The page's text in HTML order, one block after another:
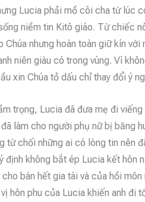
Lucia phải mồ côi cha từ lúc
niềm tin Kitô giáo. Từ chiếc
Chúa nhưng hoàn toàn giữ kín
niên giàu có trong vùng. Vì
xin Chúa tỏ dấu chỉ thay đổi ý
trọng, Lucia đã đưa mẹ đi
làm cho người phụ nữ bị băng
từ chối những ai có lòng tin nên
không bắt ép Lucia kết hôn
bán hết gia tài và của hồi
hôn phu của Lucia khiến anh đi